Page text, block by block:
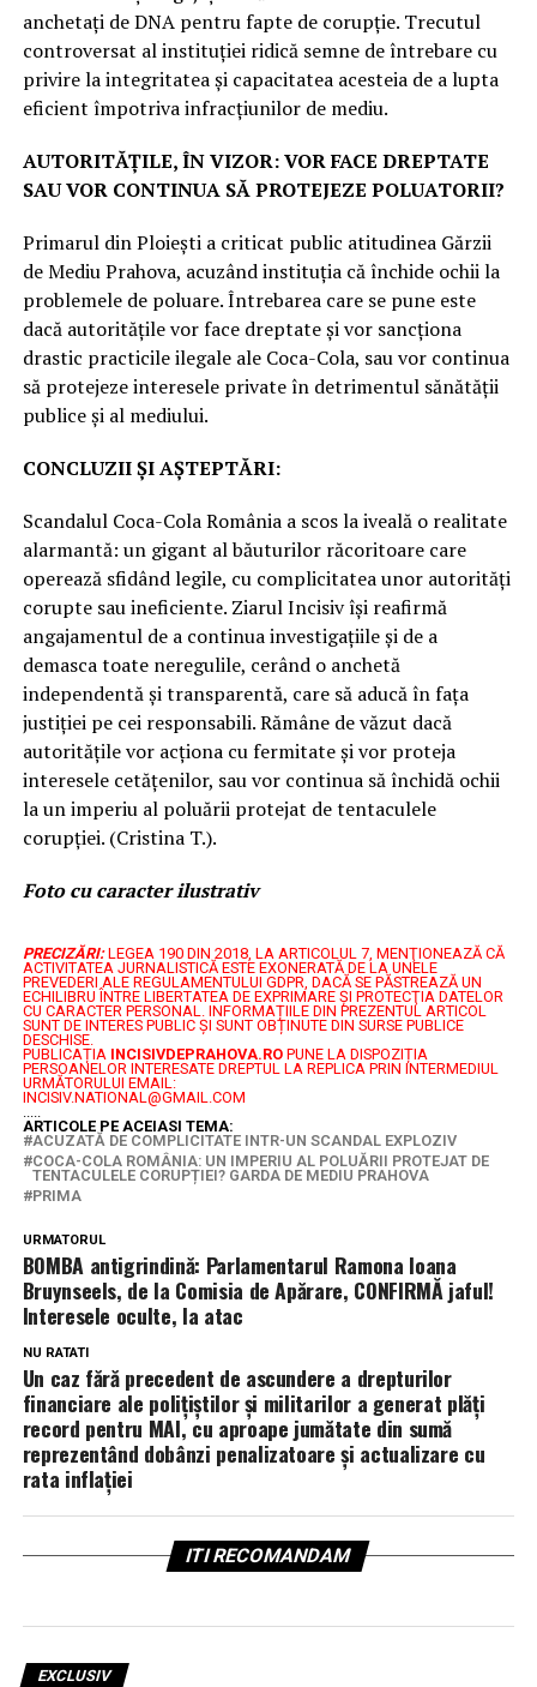
anchetați de DNA pentru fapte de corupție. Trecutul
controversat al instituției ridică semne de întrebare cu
privire la integritatea și capacitatea acesteia de a lupta
eficient împotriva infracțiunilor de mediu.
AUTORITĂȚILE, ÎN VIZOR: VOR FACE DREPTATE
SAU VOR CONTINUA SĂ PROTEJEZE POLUATORII?
Primarul din Ploiești a criticat public atitudinea Gărzii
de Mediu Prahova, acuzând instituția că închide ochii la
problemele de poluare. Întrebarea care se pune este
dacă autoritățile vor face dreptate și vor sancționa
drastic practicile ilegale ale Coca-Cola, sau vor continua
să protejeze interesele private în detrimentul sănătății
publice și al mediului.
CONCLUZII ȘI AȘTEPTĂRI:
Scandalul Coca-Cola România a scos la iveală o realitate
alarmantă: un gigant al băuturilor răcoritoare care
operează sfidând legile, cu complicitatea unor autorități
corupte sau ineficiente. Ziarul Incisiv își reafirmă
angajamentul de a continua investigațiile și de a
demasca toate neregulile, cerând o anchetă
independentă și transparentă, care să aducă în fața
justiției pe cei responsabili. Rămâne de văzut dacă
autoritățile vor acționa cu fermitate și vor proteja
interesele cetățenilor, sau vor continua să închidă ochii
la un imperiu al poluării protejat de tentaculele
corupției. (Cristina T.).
Foto cu caracter ilustrativ
PRECIZĂRI: LEGEA 190 DIN 2018, LA ARTICOLUL 7, MENŢIONEAZĂ CĂ
ACTIVITATEA JURNALISTICĂ ESTE EXONERATĂ DE LA UNELE
PREVEDERI ALE REGULAMENTULUI GDPR, DACĂ SE PĂSTREAZĂ UN
ECHILIBRU ÎNTRE LIBERTATEA DE EXPRIMARE ŞI PROTECŢIA DATELOR
CU CARACTER PERSONAL. INFORMAȚIILE DIN PREZENTUL ARTICOL
SUNT DE INTERES PUBLIC ȘI SUNT OBȚINUTE DIN SURSE PUBLICE
DESCHISE.
PUBLICAȚIA INCISIVDEPRAHOVA.ROPUNE LA DISPOZIȚIA
PERSOANELOR INTERESATE DREPTUL LA REPLICA PRIN INTERMEDIUL
URMĂTORULUI EMAIL:
INCISIV.NATIONAL@GMAIL.COM
.....
ARTICOLE PE ACEIASI TEMA:
ACUZATĂ DE COMPLICITATE INTR-UN SCANDAL EXPLOZIV
COCA-COLA ROMÂNIA: UN IMPERIU AL POLUĂRII PROTEJAT DE
TENTACULELE CORUPȚIEI? GARDA DE MEDIU PRAHOVA
PRIMA
URMATORUL
BOMBA antigrindină: Parlamentarul Ramona Ioana
Bruynseels, de la Comisia de Apărare, CONFIRMĂ jaful!
Interesele oculte, la atac
NU RATATI
Un caz fără precedent de ascundere a drepturilor
financiare ale polițiștilor și militarilor a generat plăți
record pentru MAI, cu aproape jumătate din sumă
reprezentând dobânzi penalizatoare și actualizare cu
rata inflației
ITI RECOMANDAM
EXCLUSIV